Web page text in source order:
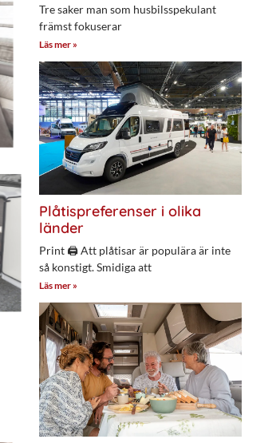
Tre saker man som husbilsspekulant
främst fokuserar
Läs mer »
Plåtispreferenser i olika
länder
Print 🖨 Att plåtisar är populära är inte
så konstigt. Smidiga att
Läs mer »